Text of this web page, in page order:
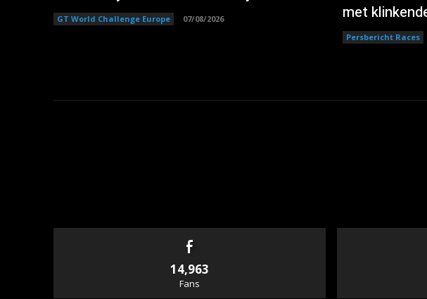
GT World Challenge Europe 07/08/2026
met
Persbericht Races
14,963
Fans